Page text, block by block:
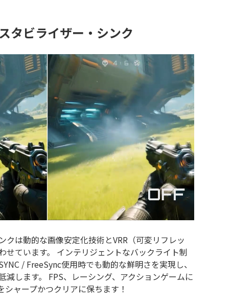
タビライザー・シンク
クは動的な画像安定化技術とVRR（可変リフレッ
せています。 インテリジェントなバックライト制
/ FreeSync使用時でも動的な鮮明さを実現し、
減します。 FPS、レーシング、アクションゲームに
ャープかつクリアに保ちます！